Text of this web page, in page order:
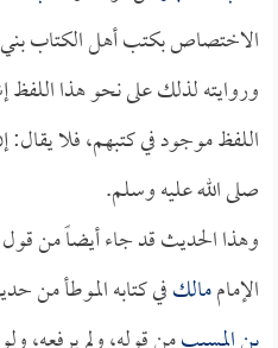
الاختصاص بكتب أهل الكتاب بني
وروايته لذلك على نحو هذا اللفظ
اللفظ موجود في كتبهم، فلا يقال:
صلى الله عليه وسلم.
وهذا الحديث قد جاء أيضاً من قول
الإماممالكفي كتابه الموطأ من